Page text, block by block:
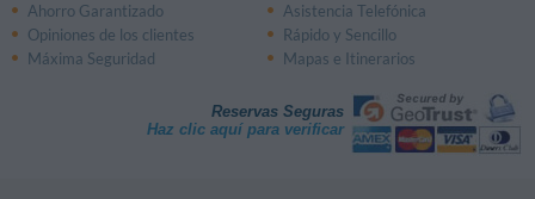
Ahorro Garantizado
Asistencia Telefónica
Opiniones de los clientes
Rápido y Sencillo
Máxima Seguridad
Mapas e Itinerarios
Reservas Seguras
Haz clic aquí para verificar